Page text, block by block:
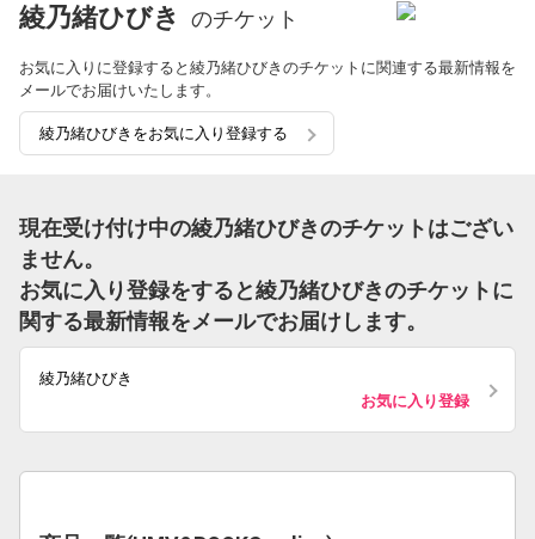
綾乃緒ひびき のチケット
お気に入りに登録すると綾乃緒ひびきのチケットに関連する最新情報を
メールでお届けいたします。
綾乃緒ひびきをお気に入り登録する
現在受け付け中の綾乃緒ひびきのチケットはござい
ません。
お気に入り登録をすると綾乃緒ひびきのチケットに
関する最新情報をメールでお届けします。
綾乃緒ひびき
お気に入り登録